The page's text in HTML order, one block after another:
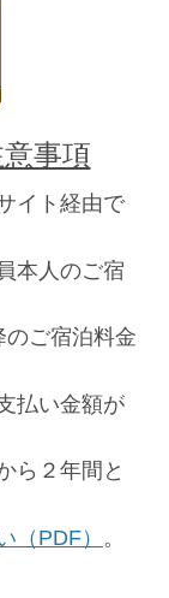
事項
イト経由で
本人のご宿
ご宿泊料金
払い金額が
ら２年間と
（PDF） 。